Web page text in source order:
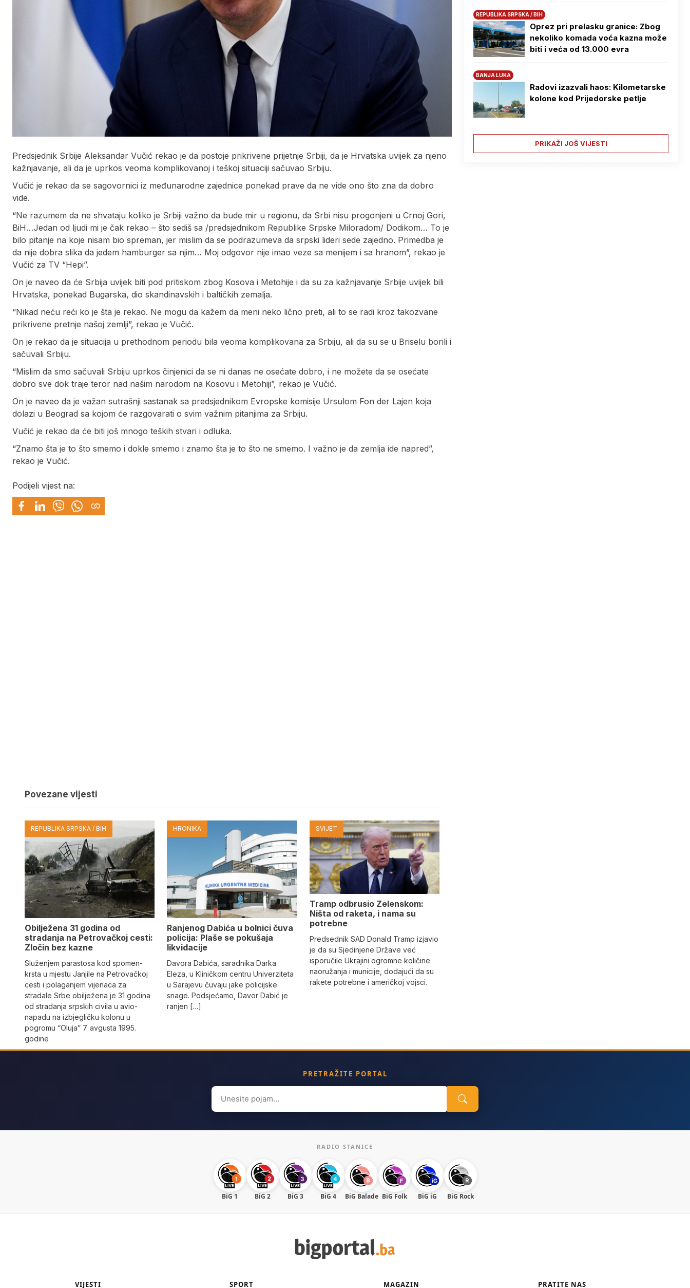
Predsjednik Srbije Aleksandar Vučić rekao je da postoje prikrivene prijetnje Srbiji, da je Hrvatska uvijek za njeno
kažnjavanje, ali da je uprkos veoma komplikovanoj i teškoj situaciji sačuvao Srbiju.
Vučić je rekao da se sagovornici iz međunarodne zajednice ponekad prave da ne vide ono što zna da dobro
vide.
“Ne razumem da ne shvataju koliko je Srbiji važno da bude mir u regionu, da Srbi nisu progonjeni u Crnoj Gori,
BiH…Jedan od ljudi mi je čak rekao – što sediš sa /predsjednikom Republike Srpske Miloradom/ Dodikom… To je
bilo pitanje na koje nisam bio spreman, jer mislim da se podrazumeva da srpski lideri sede zajedno. Primedba je
da nije dobra slika da jedem hamburger sa njim… Moj odgovor nije imao veze sa menijem i sa hranom”, rekao je
Vučić za TV “Hepi”.
On je naveo da će Srbija uvijek biti pod pritiskom zbog Kosova i Metohije i da su za kažnjavanje Srbije uvijek bili
Hrvatska, ponekad Bugarska, dio skandinavskih i baltičkih zemalja.
“Nikad neću reći ko je šta je rekao. Ne mogu da kažem da meni neko lično preti, ali to se radi kroz takozvane
prikrivene pretnje našoj zemlji”, rekao je Vučić.
On je rekao da je situacija u prethodnom periodu bila veoma komplikovana za Srbiju, ali da su se u Briselu borili i
sačuvali Srbiju.
“Mislim da smo sačuvali Srbiju uprkos činjenici da se ni danas ne osećate dobro, i ne možete da se osećate
dobro sve dok traje teror nad našim narodom na Kosovu i Metohiji”, rekao je Vučić.
On je naveo da je važan sutrašnji sastanak sa predsjednikom Evropske komisije Ursulom Fon der Lajen koja
dolazi u Beograd sa kojom će razgovarati o svim važnim pitanjima za Srbiju.
Vučić je rekao da će biti još mnogo teških stvari i odluka.
“Znamo šta je to što smemo i dokle smemo i znamo šta je to što ne smemo. I važno je da zemlja ide napred”,
rekao je Vučić.
Podijeli vijest na:
Povezane vijesti
REPUBLIKA SRPSKA / BIH
Obilježena 31 godina od
stradanja na Petrovačkoj cesti:
Zločin bez kazne
Služenjem parastosa kod spomen-
krsta u mjestu Janjile na Petrovačkoj
cesti i polaganjem vijenaca za
stradale Srbe obilježena je 31 godina
od stradanja srpskih civila u avio-
napadu na izbjegličku kolonu u
pogromu “Oluja” 7. avgusta 1995.
godine
HRONIKA
Ranjenog Dabića u bolnici čuva
policija: Plaše se pokušaja
likvidacije
Davora Dabića, saradnika Darka
Eleza, u Kliničkom centru Univerziteta
u Sarajevu čuvaju jake policijske
snage. Podsjećamo, Davor Dabić je
ranjen […]
SVIJET
Tramp odbrusio Zelenskom:
Ništa od raketa, i nama su
potrebne
Predsednik SAD Donald Tramp izjavio
je da su Sjedinjene Države već
isporučile Ukrajini ogromne količine
naoružanja i municije, dodajući da su
rakete potrebne i američkoj vojsci.
REPUBLIKA SRPSKA / BIH
Oprez pri prelasku granice: Zbog
nekoliko komada voća kazna može
biti i veća od 13.000 evra
BANJA LUKA
Radovi izazvali haos: Kilometarske
kolone kod Prijedorske petlje
PRIKAŽI JOŠ VIJESTI
PRETRAŽITE PORTAL
Search
for:
RADIO STANICE
BiG 1 BiG 2 BiG 3 BiG 4 BiG Balade BiG Folk BiG iG BiG Rock
VIJESTI SPORT MAGAZIN PRATITE NAS